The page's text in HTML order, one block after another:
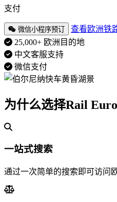
支付
微信小程序预订
查看欧洲铁
25,000+ 欧洲目的地
中文客服支持
微信支付
为什么选择Rail
一站式搜索
通过一次简单的搜索即可访问